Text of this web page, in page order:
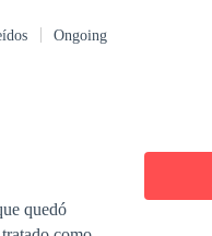
vida normal
Ongoing
quedó